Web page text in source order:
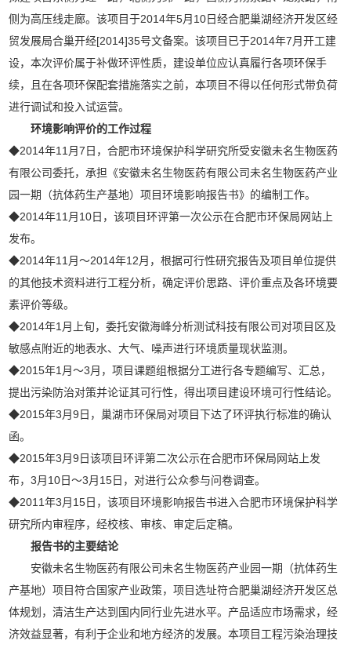
侧为高压线走廊。该项目于2014年5月10日经合肥巢湖经济开发区经
贸发展局合巢开经[2014]35号文备案。该项目已于2014年7月开工建
设，本次评价属于补做环评性质，建设单位应认真履行各项环保手
续，且在各项环保配套措施落实之前，本项目不得以任何形式带负荷
进行调试和投入试运营。
环境影响评价的工作过程
◆2014年11月7日，合肥市环境保护科学研究所受安徽未名生物医药
有限公司委托，承担《安徽未名生物医药有限公司未名生物医药产业
园一期（抗体药生产基地）项目环境影响报告书》的编制工作。
◆2014年11月10日，该项目环评第一次公示在合肥市环保局网站上
发布。
◆2014年11月～2014年12月，根据可行性研究报告及项目单位提供
的其他技术资料进行工程分析，确定评价思路、评价重点及各环境要
素评价等级。
◆2014年1月上旬，委托安徽海峰分析测试科技有限公司对项目区及
敏感点附近的地表水、大气、噪声进行环境质量现状监测。
◆2015年1月～3月，项目课题组根据分工进行各专题编写、汇总，
提出污染防治对策并论证其可行性，得出项目建设环境可行性结论。
◆2015年3月9日，巢湖市环保局对项目下达了环评执行标准的确认
函。
◆2015年3月9日该项目环评第二次公示在合肥市环保局网站上发
布，3月10日～3月15日，对进行公众参与问卷调查。
◆2011年3月15日，该项目环境影响报告书进入合肥市环境保护科学
研究所内审程序，经校核、审核、审定后定稿。
报告书的主要结论
安徽未名生物医药有限公司未名生物医药产业园一期（抗体药生
产基地）项目符合国家产业政策，项目选址符合肥巢湖经济开发区总
体规划，清洁生产达到国内同行业先进水平。产品适应市场需求，经
济效益显著，有利于企业和地方经济的发展。本项目工程污染治理技